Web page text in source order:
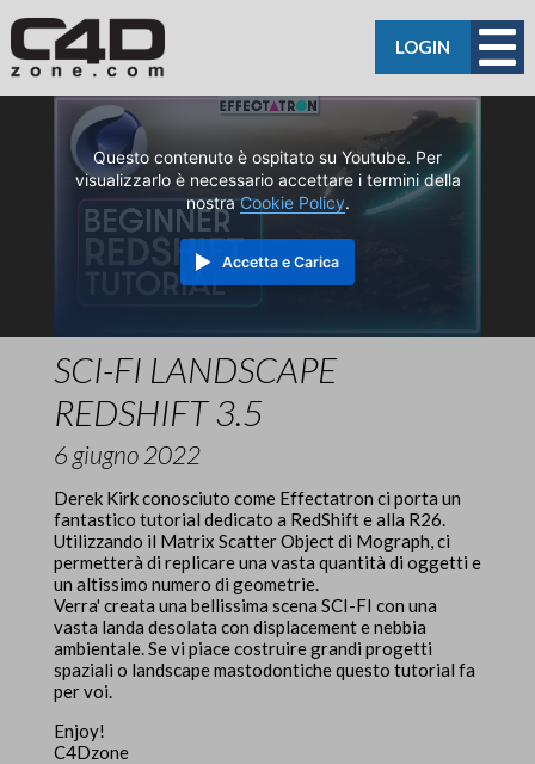
LOGIN
Questo contenuto è ospitato su Youtube. Per
visualizzarlo è necessario accettare i termini della
nostraCookie Policy.
Accetta e Carica
SCI-FI LANDSCAPE
REDSHIFT 3.5
6 giugno 2022
Derek Kirk conosciuto come Effectatron ci porta un
fantastico tutorial dedicato a RedShift e alla R26.
Utilizzando il Matrix Scatter Object di Mograph, ci
permetterà di replicare una vasta quantità di oggetti e
un altissimo numero di geometrie.
Verra' creata una bellissima scena SCI-FI con una
vasta landa desolata con displacement e nebbia
ambientale. Se vi piace costruire grandi progetti
spaziali o landscape mastodontiche questo tutorial fa
per voi.
Enjoy!
C4Dzone